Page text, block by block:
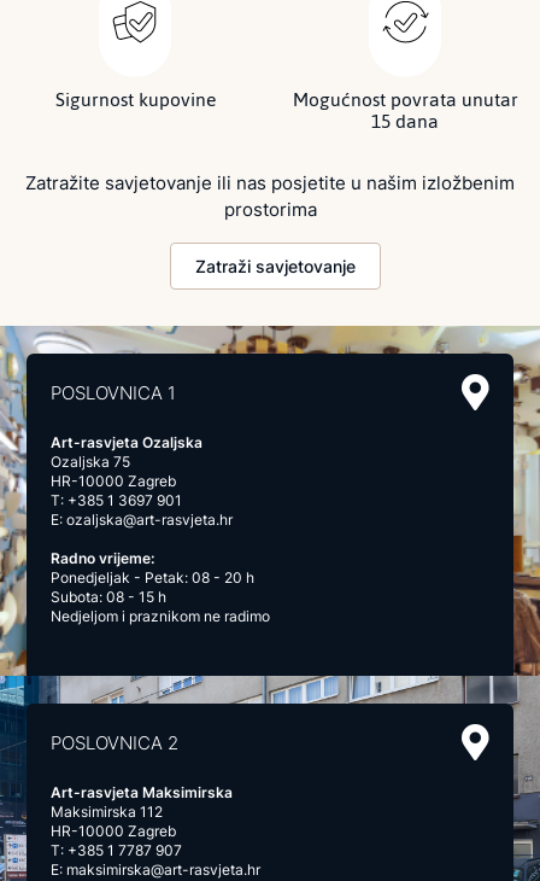
Sigurnost kupovine Mogućnost povrata unutar
15 dana
Zatražite savjetovanje ili nas posjetite u našim izložbenim
prostorima
Zatraži savjetovanje
POSLOVNICA 1
Art-rasvjeta Ozaljska
Ozaljska 75
HR-10000 Zagreb
T: +385 1 3697 901
E:ozaljska@art-rasvjeta.hr
Radno vrijeme:
Ponedjeljak - Petak: 08 - 20 h
Subota: 08 - 15 h
Nedjeljom i praznikom ne radimo
POSLOVNICA 2
Art-rasvjeta Maksimirska
Maksimirska 112
HR-10000 Zagreb
T: +385 1 7787 907
E: maksimirska@art-rasvjeta.hr